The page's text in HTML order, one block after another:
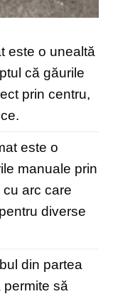
este o unealtă
că găurile
prin centru,
este o
manuale prin
arc care
diverse
din partea
să